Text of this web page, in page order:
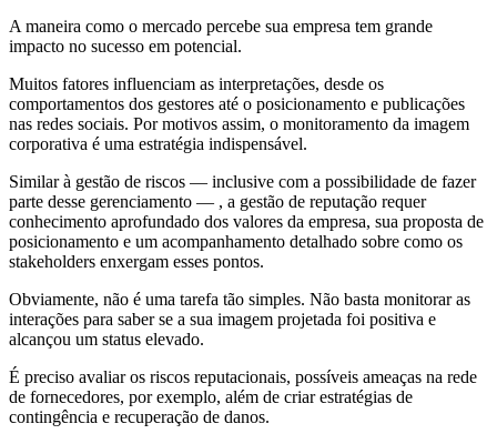
A maneira como o mercado percebe sua empresa tem grande
impacto no sucesso em potencial.
Muitos fatores influenciam as interpretações, desde os
comportamentos dos gestores até o posicionamento e publicações
nas redes sociais. Por motivos assim, o monitoramento da imagem
corporativa é uma estratégia indispensável.
Similar à gestão de riscos — inclusive com a possibilidade de fazer
parte desse gerenciamento — , a gestão de reputação requer
conhecimento aprofundado dos valores da empresa, sua proposta de
posicionamento e um acompanhamento detalhado sobre como os
stakeholders enxergam esses pontos.
Obviamente, não é uma tarefa tão simples. Não basta monitorar as
interações para saber se a sua imagem projetada foi positiva e
alcançou um status elevado.
É preciso avaliar os riscos reputacionais, possíveis ameaças na rede
de fornecedores, por exemplo, além de criar estratégias de
contingência e recuperação de danos.